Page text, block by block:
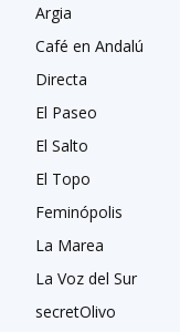
Argia
Café en Andalú
Directa
El Paseo
El Salto
El Topo
Feminópolis
La Marea
La Voz del Sur
secretOlivo